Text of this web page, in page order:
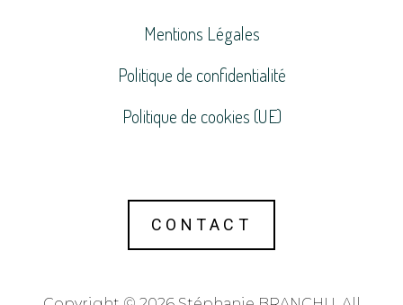
Mentions Légales
Politique de confidentialité
Politique de cookies (UE)
CONTACT